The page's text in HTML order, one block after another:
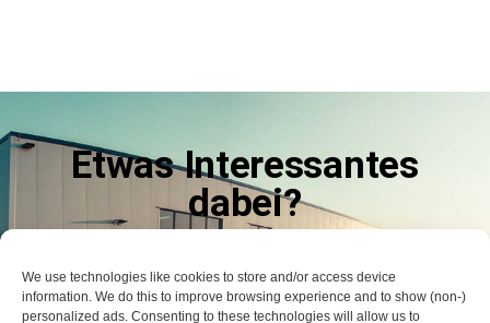
We use technologies like cookies to store and/or access device
information. We do this to improve browsing experience and to show (non-)
personalized ads. Consenting to these technologies will allow us to
Etwas Interessantes
dabei?
Kontaktieren Sie uns